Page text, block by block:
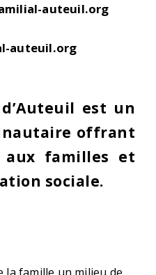
auteuil.org
auteuil.org
est un
offrant
familles et
sociale.
la famille un milieu de